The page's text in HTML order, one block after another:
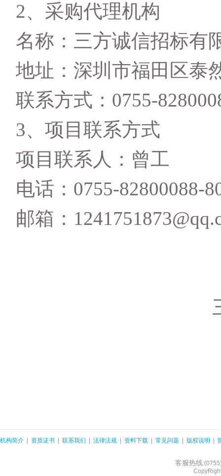
2、 采购代理机构
名称：三方诚信招标有
地址：深圳市福田区泰
联系方式： 0755-
3、 项目联系方式
项目联系人：曾工
电话： 0755-82800088-
邮箱：
机构简介 资质证书 联系我们 法律法规 资料下载 常见问题 版权说明
客服热线